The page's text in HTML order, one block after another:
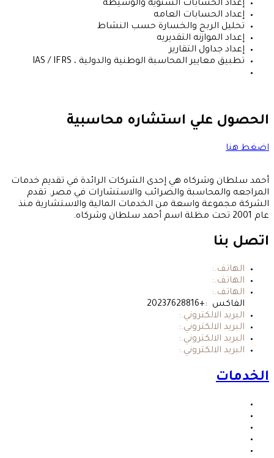
إعداد الحسابات السنوية والوسيطة
إعداد الحسابات العامه
تحليل الربح والخسارة حسب النشاط
إعداد الموازنه التقديريه
إعداد جداول التقارير
تطبيق معايير المحاسبة الوطنية والدولية ، IAS / IFRS
الحصول علي استشاره محاسبية
اضغط هنا
أحمد سلطان وشركاه هي إحدى الشركات الرائدة في تقديم خدمات
المراجعه والمحاسبة والضرائب والاستشارات في مصر. تقدم
الشركة مجموعة واسعة من الخدمات المالية والاستشارية منذ
عام 2001 تحت مظلة اسم أحمد سلطان وشركاه.
اتصل بنا
الهاتف.:
الهاتف.:
الهاتف.:
الفاكس :+20237628816
البريد الالكتروني.:
البريد الالكتروني.:
البريد الالكتروني.:
البريد الالكتروني.:
الخدمات